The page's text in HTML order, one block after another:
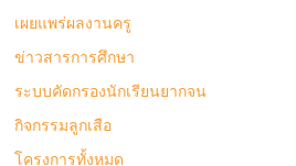
เผยแพร่ผลงานครู
ข่าวสารการศึกษา
ระบบคัดกรองนักเรียนยากจน
กิจกรรมลูกเสือ
โครงการทั้งหมด